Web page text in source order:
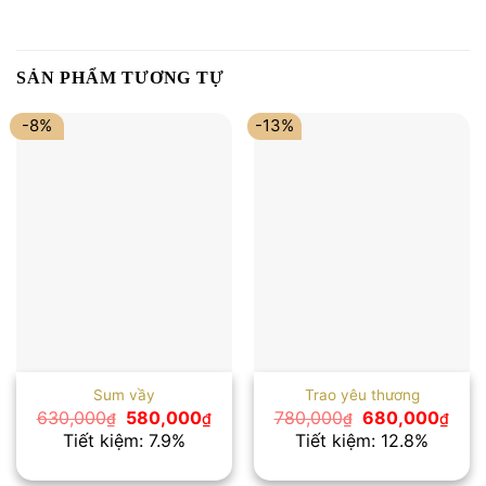
SẢN PHẨM TƯƠNG TỰ
-8%
Sum vầy
630,000₫
Giá
gốc
là:
580,000₫Giá
là:
Tiết kiệm: 7.9%
-13%
Trao yêu thương
780,000₫ Giá
gốc
là:
680,000₫Giá
là:
Tiết kiệm: 12.8%